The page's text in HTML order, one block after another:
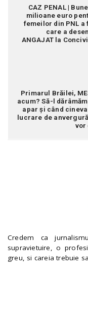
CAZ PENAL |
milioane euro
femeilor din PNL a
care a
ANGAJAT la
Primarul Brăilei,
acum? Să-l
apar și când
lucrare de
vor
Credem ca
supravietuire, o
greu, si careia trebuie